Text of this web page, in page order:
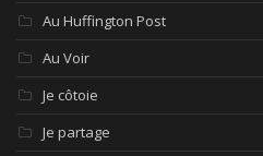
Au Huffington Post
Au Voir
Je côtoie
Je partage